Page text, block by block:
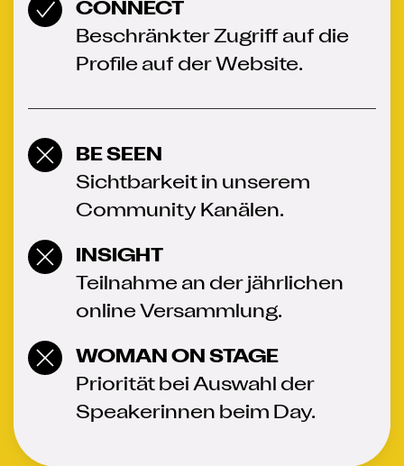
CONNECT
Beschränkter Zugriff auf die
Profile auf der Website.
BE SEEN
Sichtbarkeit in unserem
Community Kanälen.
INSIGHT
Teilnahme an der jährlichen
online Versammlung.
WOMAN ON STAGE
Priorität bei Auswahl der
Speakerinnen beim Day.